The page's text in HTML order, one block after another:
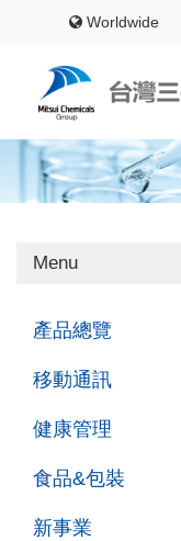
Worldwide
Menu
產品總覽
移動通訊
健康管理
食品&包裝
新事業